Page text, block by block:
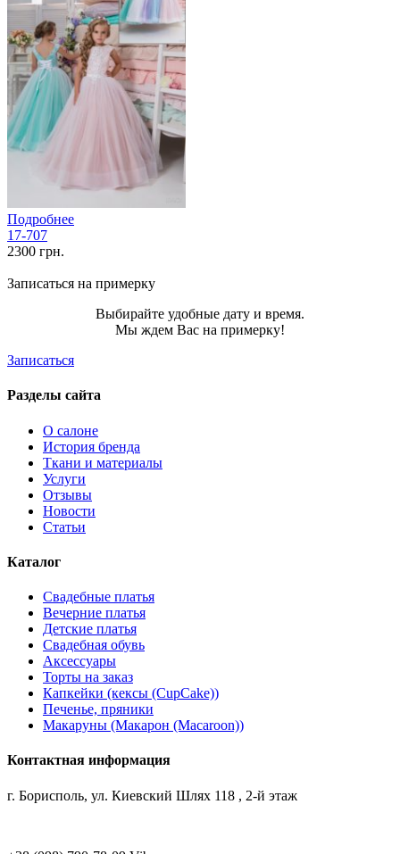
Подробнее
17-707
2300 грн.
Записаться на примерку
Выбирайте удобные дату и время.
Мы ждем Вас на примерку!
Записаться
Разделы сайта
О салоне
История бренда
Ткани и материалы
Услуги
Отзывы
Новости
Статьи
Каталог
Свадебные платья
Вечерние платья
Детские платья
Свадебная обувь
Аксессуары
Торты на заказ
Капкейки (кексы (CupCake))
Печенье, пряники
Макаруны (Макарон (Мacaroon))
Контактная информация
г. Борисполь, ул. Киевский Шлях 118 , 2-й этаж